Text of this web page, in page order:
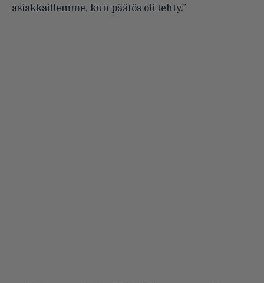
asiakkaillemme, kun päätös oli tehty.”